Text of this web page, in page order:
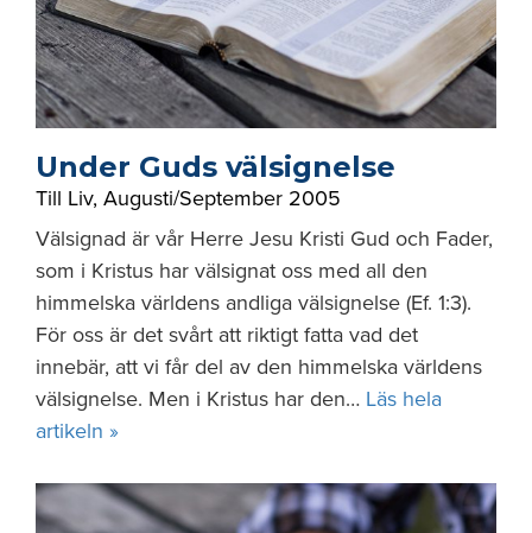
Under Guds välsignelse
Till Liv, Augusti/September 2005
Välsignad är vår Herre Jesu Kristi Gud och Fader,
som i Kristus har välsignat oss med all den
himmelska världens andliga välsignelse (Ef. 1:3).
För oss är det svårt att riktigt fatta vad det
innebär, att vi får del av den himmelska världens
välsignelse. Men i Kristus har den… Läs hela
artikeln »